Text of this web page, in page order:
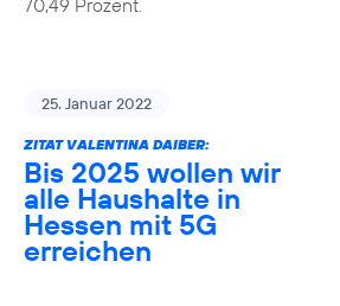
70,49 Prozent.
25. Januar 2022
ZITAT VALENTINA DAIBER:
Bis 2025 wollen wir
alle Haushalte in
Hessen mit 5G
erreichen